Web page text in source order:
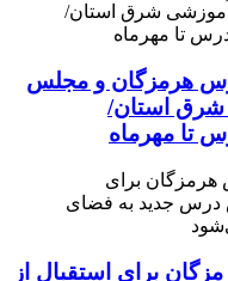
هرمزگان و مجلس
استان/
برای استقبال از